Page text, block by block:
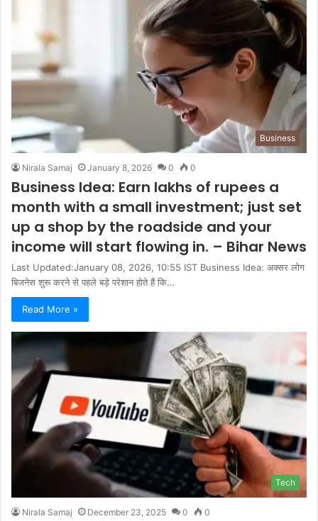
Business
Nirala Samaj January 8, 2026 0 0
Business Idea: Earn lakhs of rupees a
month with a small investment; just set
up a shop by the roadside and your
income will start flowing in. – Bihar News
Last Updated:January 08, 2026, 10:55 IST Business Idea: अक्सर लोग
बिजनेस शुरू करने से पहले बड़े परेशान होते हैं कि…
Read More »
Tech
Nirala Samaj December 23, 2025 0 0